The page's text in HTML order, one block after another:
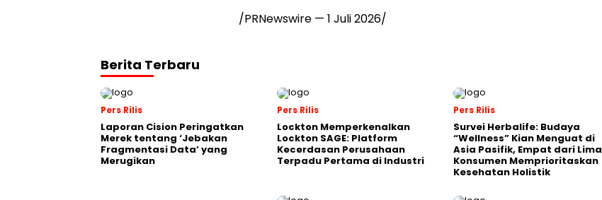
/PRNewswire — 1 Juli 2026/
Berita Terbaru
Pers Rilis
Laporan Cision Peringatkan
Merek tentang ‘Jebakan
Fragmentasi Data’ yang
Merugikan
Pers Rilis
Lockton Memperkenalkan
Lockton SAGE: Platform
Kecerdasan Perusahaan
Terpadu Pertama di Industri
Pers Rilis
Survei Herbalife: Budaya
“Wellness” Kian Menguat di
Asia Pasifik, Empat dari Lima
Konsumen Memprioritaskan
Kesehatan Holistik